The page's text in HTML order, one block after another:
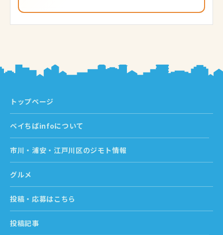
トップページ
ベイちばinfoについて
市川・浦安・江戸川区のジモト情報
グルメ
投稿・応募はこちら
投稿記事